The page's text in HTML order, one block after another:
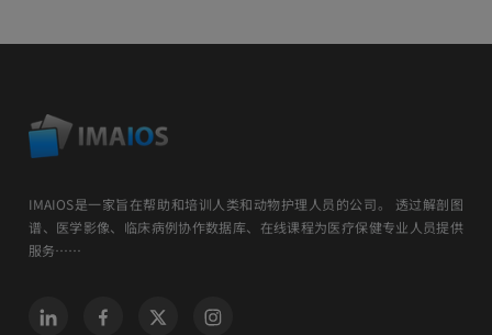
IMAIOS是一家旨在帮助和培训人类和动物护理人员的公司。 透过解剖图
谱、医学影像、临床病例协作数据库、在线课程为医疗保健专业人员提供
服务……